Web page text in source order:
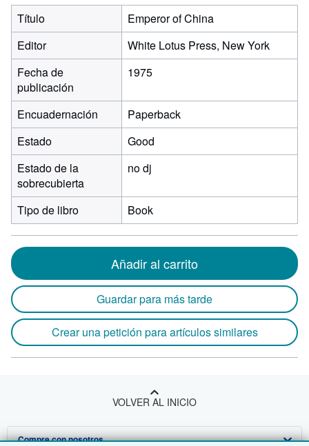
Título
Emperor of China
Editor
White Lotus Press, New York
Fecha de
publicación
1975
Encuadernación
Paperback
Estado
Good
Estado de la
sobrecubierta
no dj
Tipo de libro Book
Añadir al carrito
Guardar para más tarde
Crear una petición para artículos similares
VOLVER AL INICIO
Compre con nosotros